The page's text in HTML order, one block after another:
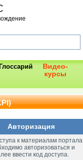
Глоссарий
Видео-
курсы
Авторизация
к материалам портала
авторизоваться и
ввести код доступа.